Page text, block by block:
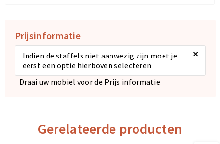
Prijsinformatie
Indien de staffels niet aanwezig zijn moet je
eerst een optie hierboven selecteren
×
Draai uw mobiel voor de Prijs informatie
Gerelateerde producten